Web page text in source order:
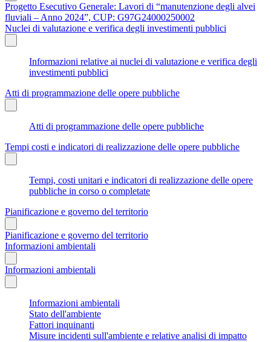
Progetto Esecutivo Generale: Lavori di “manutenzione degli alvei
fluviali – Anno 2024”, CUP: G97G24000250002
Nuclei di valutazione e verifica degli investimenti pubblici
Informazioni relative ai nuclei di valutazione e verifica degli
investimenti pubblici
Atti di programmazione delle opere pubbliche
Atti di programmazione delle opere pubbliche
Tempi costi e indicatori di realizzazione delle opere pubbliche
Tempi, costi unitari e indicatori di realizzazione delle opere
pubbliche in corso o completate
Pianificazione e governo del territorio
Pianificazione e governo del territorio
Informazioni ambientali
Informazioni ambientali
Informazioni ambientali
Stato dell'ambiente
Fattori inquinanti
Misure incidenti sull'ambiente e relative analisi di impatto